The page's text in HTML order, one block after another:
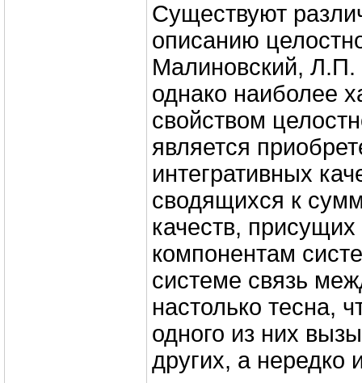
Существуют
описанию
Малиновский, Л.П.
однако наиболее
свойством
является
интегративных
сводящихся к
качеств,
компонентам
системе связь
настолько тесна,
одного из них
других, а нередко